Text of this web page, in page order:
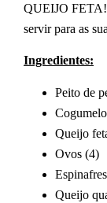
QUEIJO FETA!
servir para as
Ingredientes:
Peito de
Queijo
Ovos (4)
Queijo